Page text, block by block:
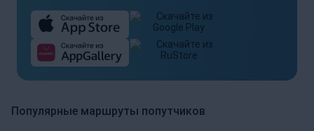
Популярные маршруты попутчиков